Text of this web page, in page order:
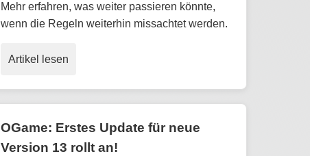
Mehr erfahren, was weiter passieren könnte,
wenn die Regeln weiterhin missachtet werden.
Artikel lesen
OGame: Erstes Update für neue
Version 13 rollt an!